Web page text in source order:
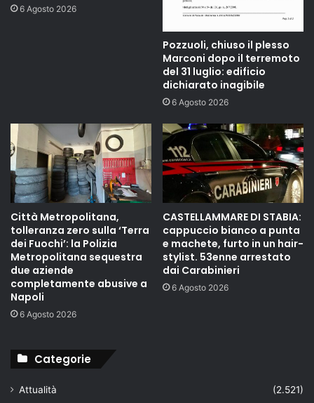
6 Agosto 2026
Pozzuoli, chiuso il plesso
Marconi dopo il terremoto
del 31 luglio: edificio
dichiarato inagibile
6 Agosto 2026
Città Metropolitana,
tolleranza zero sulla ‘Terra
dei Fuochi’: la Polizia
Metropolitana sequestra
due aziende
completamente abusive a
Napoli
6 Agosto 2026
CASTELLAMMARE DI STABIA:
cappuccio bianco a punta
e machete, furto in un hair-
stylist. 53enne arrestato
dai Carabinieri
6 Agosto 2026
Categorie
Attualità
(2.521)